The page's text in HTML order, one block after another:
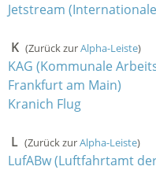
Jetstream
K (Zurück zurAlpha-Leiste)
KAG (Kommunale
Frankfurt am Main)
Kranich Flug
L (Zurück zurAlpha-Leiste)
LufABw (Luftfahrtamt